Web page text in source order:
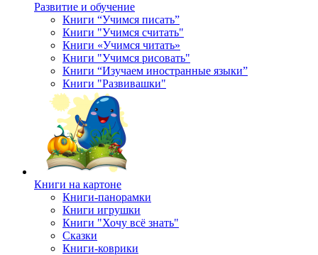
Развитие и обучение
Книги “Учимся писать”
Книги "Учимся считать"
Книги «Учимся читать»
Книги "Учимся рисовать"
Книги “Изучаем иностранные языки”
Книги "Развивашки"
Книги на картоне
Книги-панорамки
Книги игрушки
Книги "Хочу всё знать"
Сказки
Книги-коврики